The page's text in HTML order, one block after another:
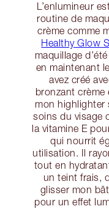
L’enlumineur
routine de
crème comme
Healthy Glow
maquillage
en maintenant
avez créé
bronzant crème
mon highlighter
soins du visage
la vitamine E
qui nourrit
utilisation. Il
tout en
un teint frais,
glisser mon
pour un effet